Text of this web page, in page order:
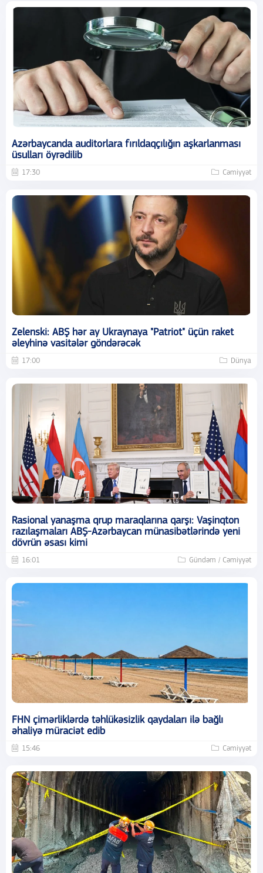
Azərbaycanda auditorlara fırıldaqçılığın aşkarlanması
üsulları öyrədilib
17:30 Cəmiyyət
Zelenski: ABŞ hər ay Ukraynaya "Patriot" üçün raket
əleyhinə vasitələr göndərəcək
17:00 Dünya
Rasional yanaşma qrup maraqlarına qarşı: Vaşinqton
razılaşmaları ABŞ-Azərbaycan münasibətlərində yeni
dövrün əsası kimi
16:01 Gündəm / Cəmiyyət
FHN çimərliklərdə təhlükəsizlik qaydaları ilə bağlı
əhaliyə müraciət edib
15:46 Cəmiyyət